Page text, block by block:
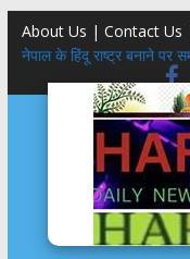
About Us | Contact Us
नेपाल के हिंदू राष्ट्र बनाने पर
राजस्थान की उप मुख्यमंत्री
तमन्ना मलिक को बुर्के में
पैसे लेकर प्रमोट क‍िया
हाथ-कलाई पर ‘ॐ’, महाकाल